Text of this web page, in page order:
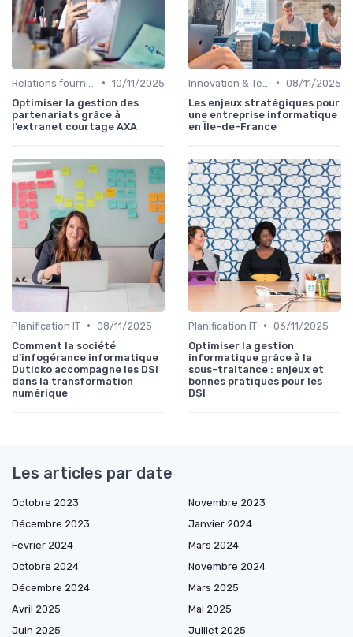
• 10/11/2025
Optimiser la gestion des
partenariats grâce à
l’extranet courtage AXA
• 08/11/2025
Les enjeux stratégiques pour
une entreprise informatique
en Île-de-France
Planification IT • 08/11/2025
Comment la société
d’infogérance informatique
Duticko accompagne les DSI
dans la transformation
numérique
Planification IT • 06/11/2025
Optimiser la gestion
informatique grâce à la
sous-traitance : enjeux et
bonnes pratiques pour les
DSI
Les articles par date
Octobre 2023
Novembre 2023
Décembre 2023
Janvier 2024
Février 2024
Mars 2024
Octobre 2024
Novembre 2024
Décembre 2024
Mars 2025
Avril 2025
Mai 2025
Juin 2025
Juillet 2025